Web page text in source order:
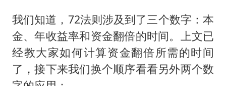
我们知道，72法则涉及到了三个数字：本
金、年收益率和资金翻倍的时间。上文已
经教大家如何计算资金翻倍所需的时间
了，接下来我们换个顺序看看另外两个数